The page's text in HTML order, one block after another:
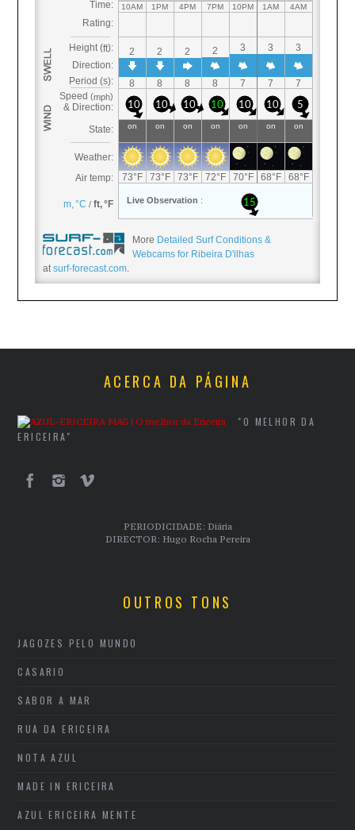
More Detailed Surf Conditions &
Webcams for Ribeira D'ilhas
atsurf-forecast.com.
ACERCA DA PÁGINA
"O MELHOR DA
ERICEIRA"
PERIODICIDADE: Diária
DIRECTOR: Hugo Rocha Pereira
OUTROS TONS
JAGOZES PELO MUNDO
CASARIO
SABOR A MAR
RUA DA ERICEIRA
NOTA AZUL
MADE IN ERICEIRA
AZUL ERICEIRA MENTE